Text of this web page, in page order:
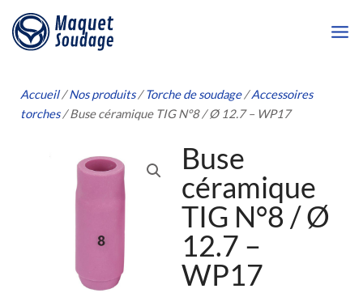
au
contenu
Accueil/Nos produits/Torche de soudage/Accessoires
torches/ Buse céramique TIG N°8 / Ø 12.7 – WP17
Buse
céramique
TIG N°8 / Ø
12.7 –
WP17